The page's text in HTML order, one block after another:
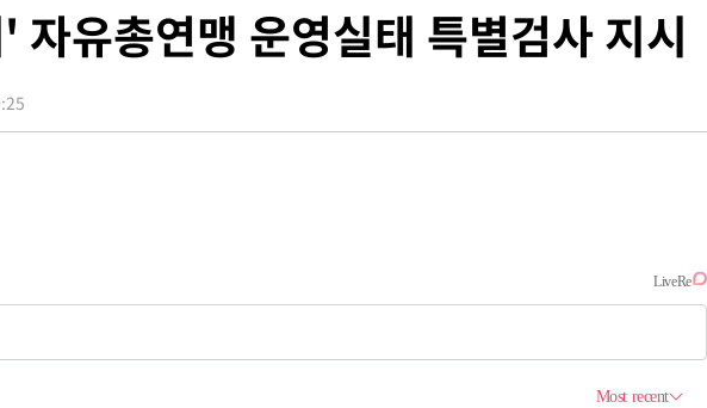
801.67 마감
린 6296.38 마감
마감
켓 달 충돌 흔적 포착
차기 끝 과달라하라 격파
며 폭염 잠시 꺾인다"
무즈 통제권' 수용할까
정 전력 위해 불가피"
회·축구회관 등 압수수색
산 결과 발표 8월 중 예상
락
유총연맹 운영실태 특별검사 지시